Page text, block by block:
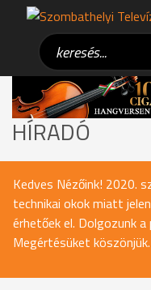
HÍRADÓ
Kedves Nézőink! 2020.
technikai okok miatt
érhetőek el. Dolgozunk
Megértésüket köszönjük.